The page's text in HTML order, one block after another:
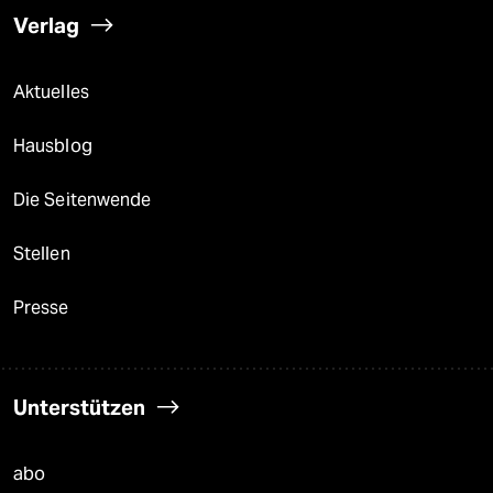
Verlag
Aktuelles
Hausblog
Die Seitenwende
Stellen
Presse
Unterstützen
abo